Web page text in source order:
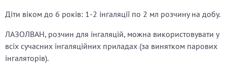
Діти віком до 6 років: 1-2 інгаляції по 2 мл розчину на добу.
ЛАЗОЛВАН, розчин для інгаляцій, можна використовувати у
всіх сучасних інгаляційних приладах (за винятком парових
інгаляторів).